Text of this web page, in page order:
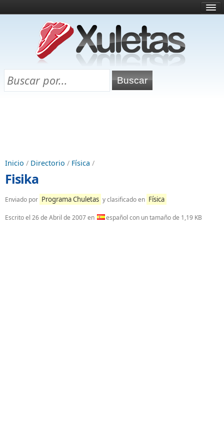
¿Qué es esto?
Directorio
Chuletas para exámenes
Inicio / Directorio / Física /
Fisika
Enviado por Programa Chuletas y clasificado en Física
Escrito el 26 de Abril de 2007en español con un tamaño de 1,19 KB